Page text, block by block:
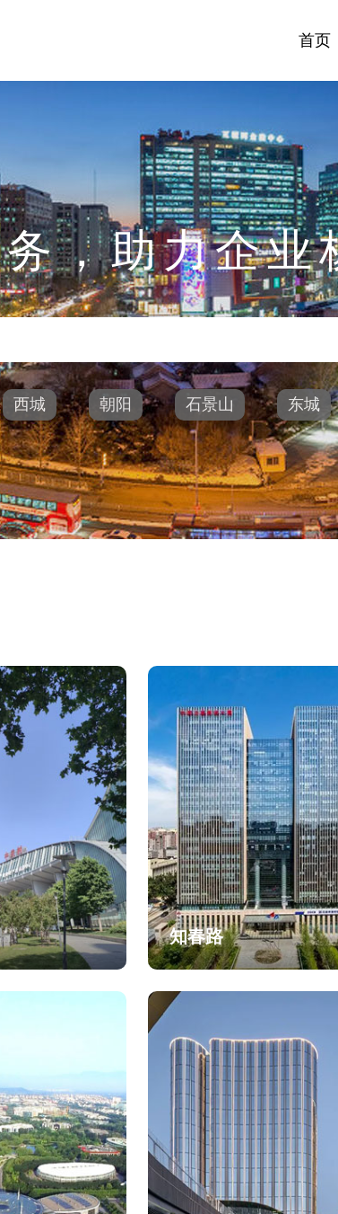
首页
，助力企业
西城 朝阳 石景山 东城
知春路